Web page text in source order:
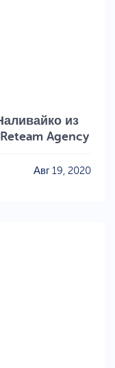
из
Agency
Авг 19, 2020